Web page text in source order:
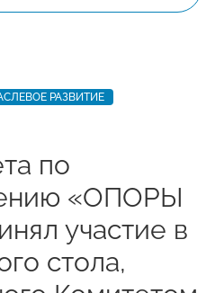
РАЗВИТИЕ
по
«ОПОРЫ
участие в
стола,